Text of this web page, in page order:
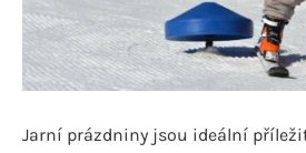
Jarní prázdniny jsou ideální